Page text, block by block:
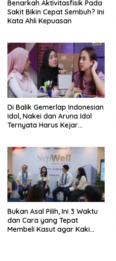
Benarkah Aktivitasfisik Pada
Sakit Bikin Cepat Sembuh? Ini
Kata Ahli Kepuasan
Di Balik Gemerlap Indonesian
Idol, Nakei dan Aruna Idol
Ternyata Harus Kejar
Bukan Asal Pilih, Ini 3 Waktu
dan Cara yang Tepat
Membeli Kasut agar Kaki